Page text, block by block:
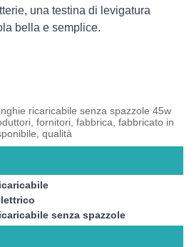
una testina di levigatura
bella e semplice.
ricaricabile senza spazzole 45w
fornitori, fabbrica, fabbricato in
qualità
senza spazzole